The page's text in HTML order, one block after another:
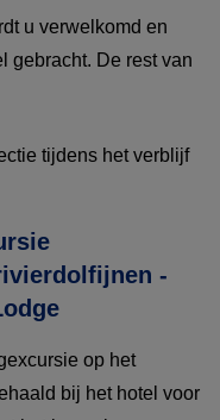
u verwelkomd en
gebracht. De rest van
tijdens het verblijf
-
op het
bij het hotel voor